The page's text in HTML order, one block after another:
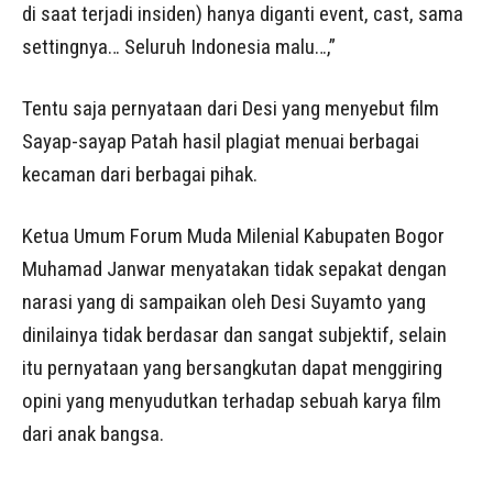
di saat terjadi insiden) hanya diganti event, cast, sama
settingnya… Seluruh Indonesia malu…,”
Tentu saja pernyataan dari Desi yang menyebut film
Sayap-sayap Patah hasil plagiat menuai berbagai
kecaman dari berbagai pihak.
Ketua Umum Forum Muda Milenial Kabupaten Bogor
Muhamad Janwar menyatakan tidak sepakat dengan
narasi yang di sampaikan oleh Desi Suyamto yang
dinilainya tidak berdasar dan sangat subjektif, selain
itu pernyataan yang bersangkutan dapat menggiring
opini yang menyudutkan terhadap sebuah karya film
dari anak bangsa.